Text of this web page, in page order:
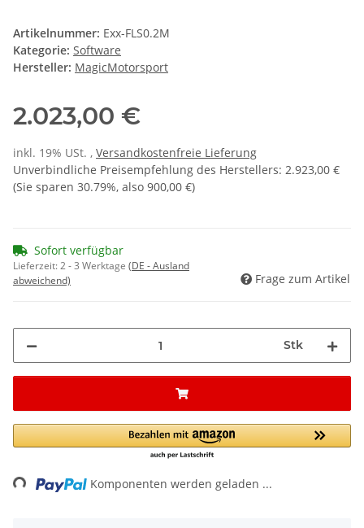
Artikelnummer: Exx-FLS0.2M
Kategorie: Software
Hersteller: MagicMotorsport
2.023,00 €
inkl. 19% USt. , Versandkostenfreie Lieferung
Unverbindliche Preisempfehlung des Herstellers: 2.923,00 €
(Sie sparen 30.79%, also 900,00 €)
Sofort verfügbar
Lieferzeit:2 - 3 Werktage (DE - Ausland
abweichend)
Frage zum Artikel
Stk
Komponenten werden geladen ...